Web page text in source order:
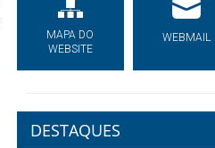
MAPA DO
WEBSITE
WEBMAIL
DESTAQUES